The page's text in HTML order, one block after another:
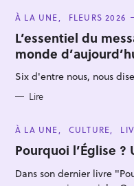
C
T
E
G
O
R
I
S
À LA UNE FLEURS 2026
L’essentiel du
monde
Six d'entre nous, nous
Lire
C
T
E
O
À LA UNE CULTURE
Pourquoi l’Église ?
Dans son dernier livre